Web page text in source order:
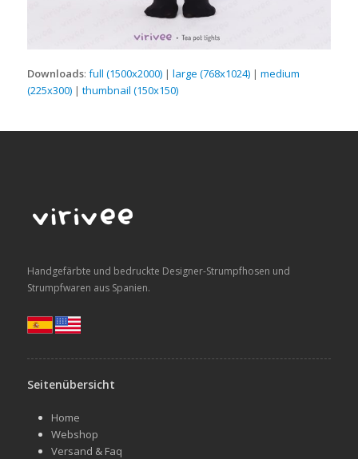
Downloads: full (1500x2000)| large (768x1024)| medium
(225x300)| thumbnail (150x150)
Handgefärbte und bedruckte Designer-Strumpfhosen und
Strumpfwaren aus Spanien.
Seitenübersicht
Home
Webshop
Versand & Faq